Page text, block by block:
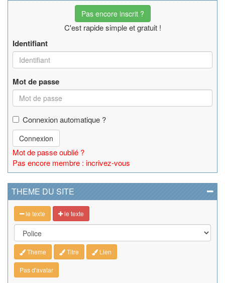
Pas encore inscrit ?
C'est rapide simple et gratuit !
Identifiant
Mot de passe
Connexion automatique ?
Connexion
Mot de passe oublié ?
Pas encore membre : incrivez-vous
THEME DU SITE
le texte le texte
Theme Titre Lien
Pas d'avatar